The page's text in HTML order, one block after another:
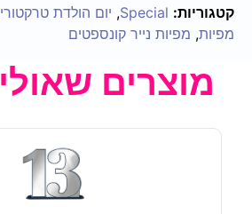
קטגוריות: Special
, יום הולדת
מפיות, מפיות נייר קונספטים
מוצרים